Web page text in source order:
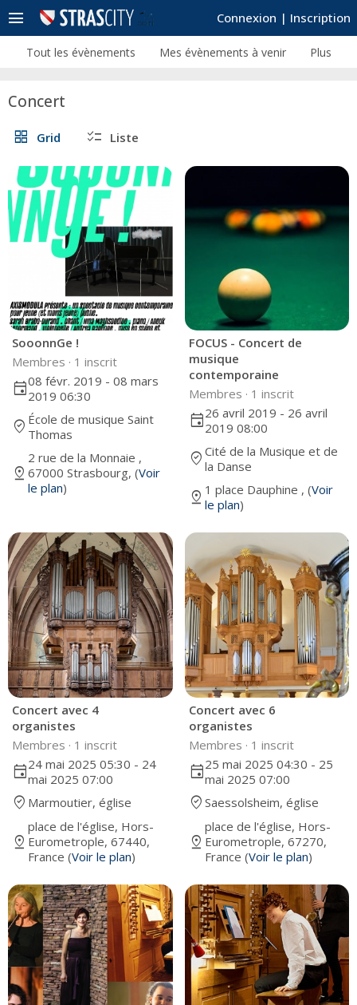
Connexion | Inscription
menu
Tout les évènements Mes évènements à venir Plus
Concert
grid_view Grid checklist Liste
SooonnGe !
Membres · 1 inscrit
event08 févr. 2019 - 08 mars
2019 06:30
where_to_vote École de musique Saint
Thomas
pin_drop
2 rue de la Monnaie ,
67000 Strasbourg, (Voir
le plan)
FOCUS - Concert de
musique
contemporaine
Membres · 1 inscrit
event26 avril 2019 - 26 avril
2019 08:00
where_to_vote Cité de la Musique et de
la Danse
pin_drop 1 place Dauphine , (Voir
le plan)
Concert avec 4
organistes
Membres · 1 inscrit
event24 mai 2025 05:30 - 24
mai 2025 07:00
where_to_vote Marmoutier, église
pin_drop
place de l'église, Hors-
Eurometrople, 67440,
France (Voir le plan)
Concert avec 6
organistes
Membres · 1 inscrit
event25 mai 2025 04:30 - 25
mai 2025 07:00
where_to_vote Saessolsheim, église
pin_drop
place de l'église, Hors-
Eurometrople, 67270,
France (Voir le plan)